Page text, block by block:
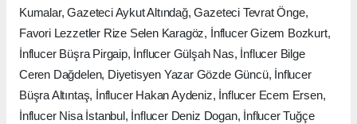
Kumalar, Gazeteci Aykut Altındağ, Gazeteci Tevrat Önge,
Favori Lezzetler Rize Selen Karagöz, İnflucer Gizem Bozkurt,
İnflucer Büşra Pirgaip, İnflucer Gülşah Nas, İnflucer Bilge
Ceren Dağdelen, Diyetisyen Yazar Gözde Güncü, İnflucer
Büşra Altıntaş, İnflucer Hakan Aydeniz, İnflucer Ecem Ersen,
İnflucer Nisa İstanbul, İnflucer Deniz Dogan, İnflucer Tuğçe